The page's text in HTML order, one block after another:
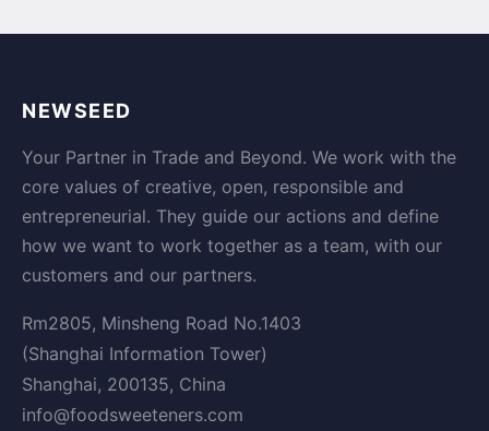
NEWSEED
Your Partner in Trade and Beyond. We work with the
core values of creative, open, responsible and
entrepreneurial. They guide our actions and define
how we want to work together as a team, with our
customers and our partners.
Rm2805, Minsheng Road No.1403
(Shanghai Information Tower)
Shanghai, 200135, China
info@foodsweeteners.com